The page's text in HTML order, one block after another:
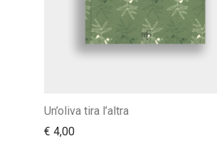
Un’oliva tira l’altra
€ 4,00